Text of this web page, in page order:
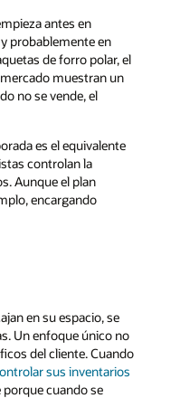
antes en
probablemente en
de forro polar, el
muestran un
no se vende, el
es el equivalente
controlan la
Aunque el plan
encargando
en su espacio, se
Un enfoque único no
del cliente. Cuando
sus inventarios
cuando se